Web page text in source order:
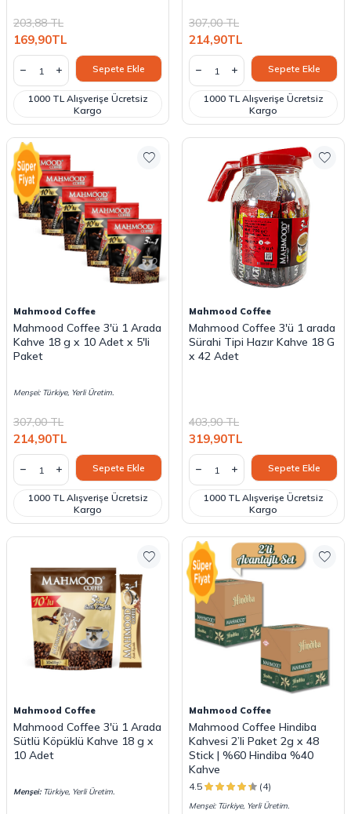
203,88TL
169,90TL
Sepete Ekle
1000 TL Alışverişe Ücretsiz
Kargo
307,00TL
214,90TL
Sepete Ekle
1000 TL Alışverişe Ücretsiz
Kargo
Mahmood Coffee
Mahmood Coffee 3'ü 1 Arada
Kahve 18 g x 10 Adet x 5'li
Paket
Menşei: Türkiye, Yerli Üretim.
307,00TL
214,90TL
Sepete Ekle
1000 TL Alışverişe Ücretsiz
Kargo
Mahmood Coffee
Mahmood Coffee 3'ü 1 arada
Sürahi Tipi Hazır Kahve 18 G
x 42 Adet
403,90TL
319,90TL
Sepete Ekle
1000 TL Alışverişe Ücretsiz
Kargo
Mahmood Coffee
Mahmood Coffee 3'ü 1 Arada
Sütlü Köpüklü Kahve 18 g x
10 Adet
Menşei:Türkiye, Yerli Üretim.
Mahmood Coffee
Mahmood Coffee Hindiba
Kahvesi 2’li Paket 2g x 48
Stick | %60 Hindiba %40
Kahve
4.5 (4)
Menşei: Türkiye, Yerli Üretim.